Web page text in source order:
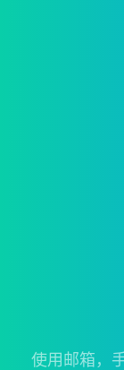
使用邮箱，